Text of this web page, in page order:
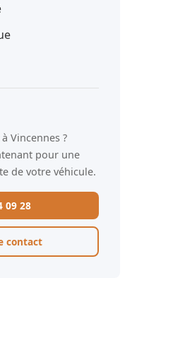
Vincennes ?
pour une
de votre véhicule.
09 28
contact